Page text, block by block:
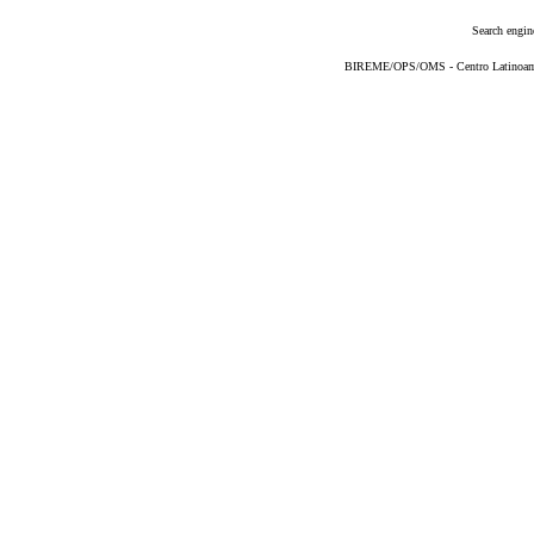
Search
BIREME/OPS/OMS - Centro